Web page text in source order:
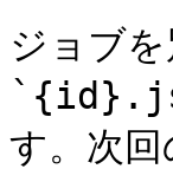
ジョブ
す。次